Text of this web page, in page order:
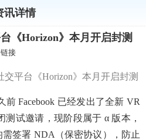
讯详情
《Horizo​​n》本月开启封测
接
交平台《Horizon》本月开启封测
前 Facebook 已经发出了全新 VR
测试邀请，现阶段属于 α 版本，
签署 NDA（保密协议），防止